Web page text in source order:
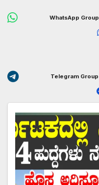
WhatsApp Group
Telegram Group